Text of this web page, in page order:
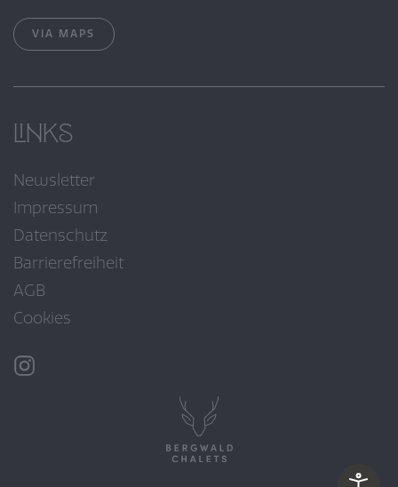
VIA MAPS
Links
Newsletter
Impressum
Datenschutz
Barrierefreiheit
AGB
Cookies